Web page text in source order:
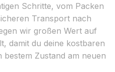
Schritte, vom Packen
Transport nach
wir großen Wert auf
damit du deine kostbaren
bestem Zustand am neuen